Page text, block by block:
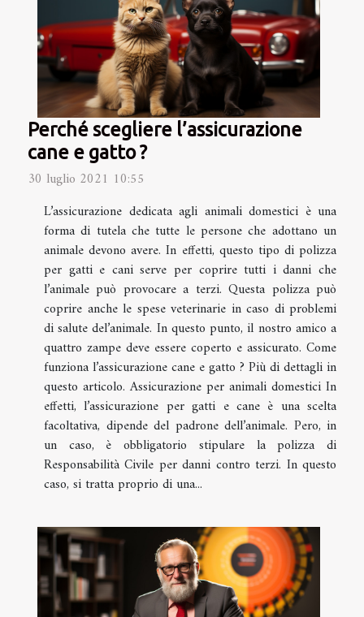
Perché scegliere l’assicurazione
cane e gatto ?
30 luglio 2021 10:55
L’assicurazione dedicata agli animali domestici è una
forma di tutela che tutte le persone che adottano un
animale devono avere. In effetti, questo tipo di polizza
per gatti e cani serve per coprire tutti i danni che
l’animale può provocare a terzi. Questa polizza può
coprire anche le spese veterinarie in caso di problemi
di salute del’animale. In questo punto, il nostro amico a
quattro zampe deve essere coperto e assicurato. Come
funziona l’assicurazione cane e gatto ? Più di dettagli in
questo articolo. Assicurazione per animali domestici In
effetti, l’assicurazione per gatti e cane è una scelta
facoltativa, dipende del padrone dell’animale. Pero, in
un caso, è obbligatorio stipulare la polizza di
Responsabilità Civile per danni contro terzi. In questo
caso, si tratta proprio di una...